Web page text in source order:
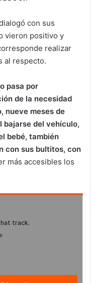
con sus
vieron positivo y
realizar
al respecto.
pasa por
de la necesidad
nueve meses de
bajarse del vehículo,
bebé, también
con sus bultitos, con
más accesibles los